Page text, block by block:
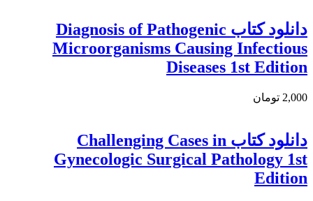
دانلود کتاب Diagnosis of Pathogenic
Microorganisms Causing Infectious
Diseases 1st Edition
2,000 تومان
دانلود کتاب Challenging Cases in
Gynecologic Surgical Pathology 1st
Edition